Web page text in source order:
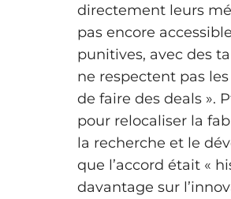
directement leurs
pas encore
punitives, avec des
ne respectent pas
de faire des deals ».
pour relocaliser la
la recherche et le
que l’accord était «
davantage sur